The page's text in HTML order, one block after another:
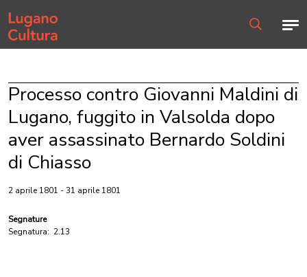
Home page
Processo contro Giovanni Maldini di
Lugano, fuggito in Valsolda dopo
aver assassinato Bernardo Soldini
di Chiasso
2 aprile 1801 - 31 aprile 1801
Segnature
Segnatura: 2.13